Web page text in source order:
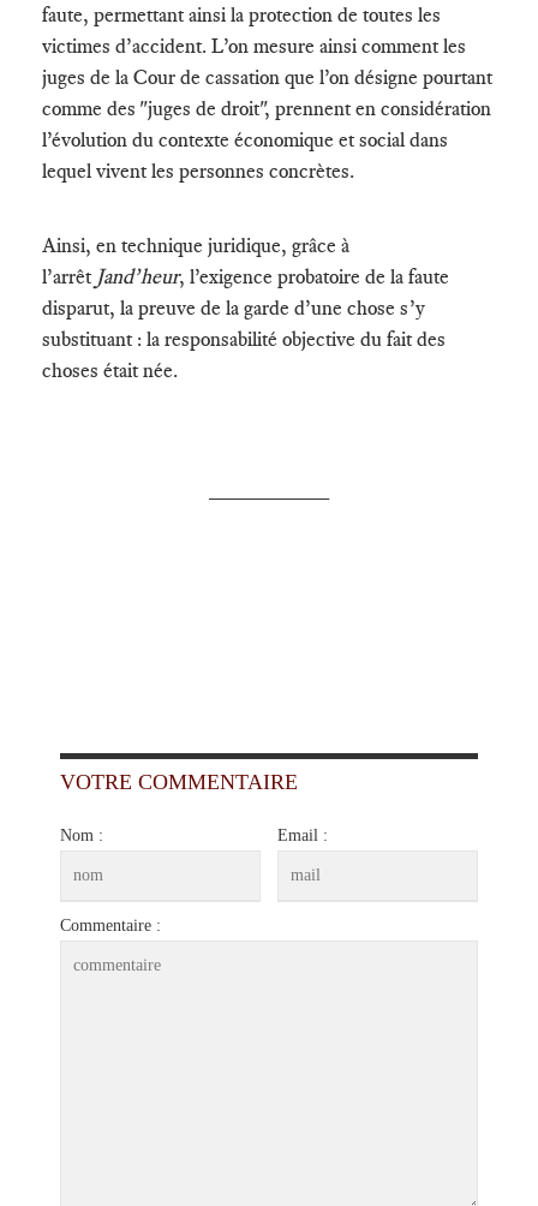
faute, permettant ainsi la protection de toutes les
victimes d’accident. L’on mesure ainsi comment les
juges de la Cour de cassation que l’on désigne pourtant
comme des "juges de droit", prennent en considération
l’évolution du contexte économique et social dans
lequel vivent les personnes concrètes.
Ainsi, en technique juridique, grâce à
l’arrêt Jand’heur, l’exigence probatoire de la faute
disparut, la preuve de la garde d’une chose s’y
substituant : la responsabilité objective du fait des
choses était née.
VOTRE COMMENTAIRE
Nom : Email :
Commentaire :